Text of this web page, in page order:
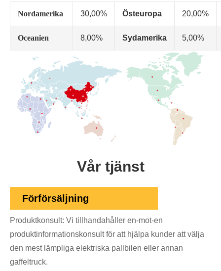
Nordamerika 30,00% Östeuropa 20,00%
Oceanien 8,00% Sydamerika 5,00%
Vår tjänst
Förförsäljning
Produktkonsult: Vi tillhandahåller en-mot-en
produktinformationskonsult för att hjälpa kunder att välja
den mest lämpliga elektriska pallbilen eller annan
gaffeltruck.